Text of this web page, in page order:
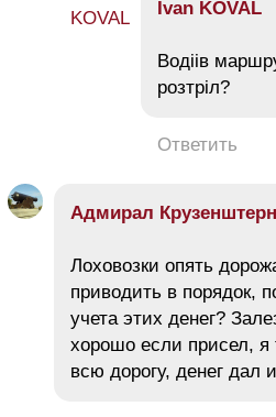
Ivan KOVAL
Водiiв
розтрiл?
Ответить
Адмирал Крузенштерн
Лоховозки опять
приводить в порядок,
учета этих денег?
хорошо если присел, я
всю дорогу, денег дал